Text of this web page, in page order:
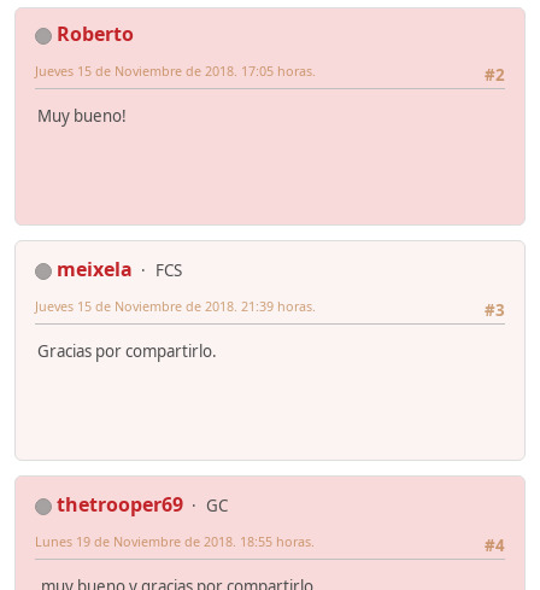
Roberto
#2
Jueves 15 de Noviembre de 2018. 17:05 horas.
Muy bueno!
meixela
FCS
#3
Jueves 15 de Noviembre de 2018. 21:39 horas.
Gracias por compartirlo.
thetrooper69
GC
#4
Lunes 19 de Noviembre de 2018. 18:55 horas.